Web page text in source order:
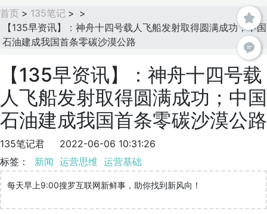
首页 > 135笔记 > >
【135早资讯】：神舟十四号载人飞船发射取得圆满成功；中国
石油建成我国首条零碳沙漠公路
【135早资讯】：神舟十四号载
人飞船发射取得圆满成功；中国
石油建成我国首条零碳沙漠公路
135笔记君
2022-06-06 10:31:26
标签： 新闻 运营思维 运营基础
每天早上9:00搜罗互联网新鲜事，助你找到新风向！